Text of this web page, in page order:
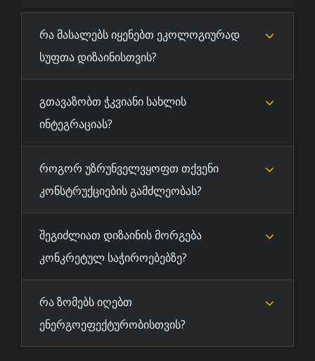
რა მასალებს იყენებთ ეკოლოგიურად
სუფთა დიზაინისთვის?
გთავაზობთ ჭკვიანი სახლის
ინტეგრაციას?
როგორ უზრუნველვყოფთ თქვენი
კონსტრუქციების გამძლეობას?
შეგიძლიათ დიზაინის მორგება
კონკრეტულ საჭიროებებზე?
რა ზომებს იღებთ
ენერგოეფექტურობისთვის?